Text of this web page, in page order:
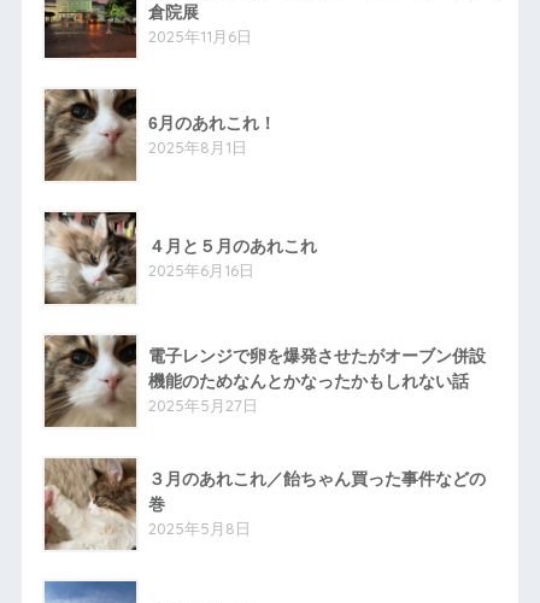
倉院展
2025年11月6日
6月のあれこれ！
2025年8月1日
４月と５月のあれこれ
2025年6月16日
電子レンジで卵を爆発させたがオーブン併設
機能のためなんとかなったかもしれない話
2025年5月27日
３月のあれこれ／飴ちゃん買った事件などの
巻
2025年5月8日